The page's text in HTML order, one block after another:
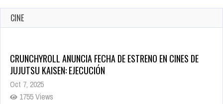
CINE
CRUNCHYROLL ANUNCIA FECHA DE ESTRENO EN CINES DE
JUJUTSU KAISEN: EJECUCIÓN
Oct 7, 2025
1755 Views